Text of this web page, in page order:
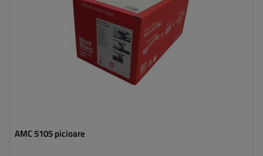
AMC 5105 picioare